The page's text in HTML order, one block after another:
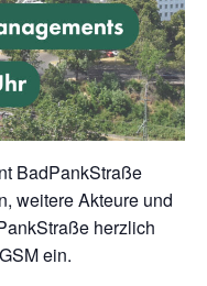
BadPankStraße
weitere Akteure und
herzlich
ein.